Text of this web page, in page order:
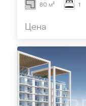
80 м² 1
Цена